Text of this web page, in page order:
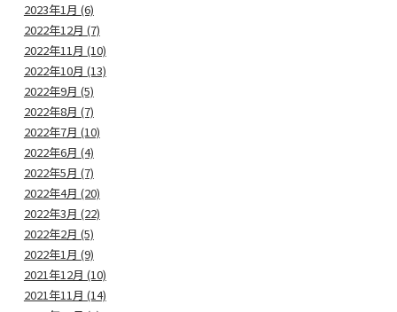
2023年1月 (6)
2022年12月 (7)
2022年11月 (10)
2022年10月 (13)
2022年9月 (5)
2022年8月 (7)
2022年7月 (10)
2022年6月 (4)
2022年5月 (7)
2022年4月 (20)
2022年3月 (22)
2022年2月 (5)
2022年1月 (9)
2021年12月 (10)
2021年11月 (14)